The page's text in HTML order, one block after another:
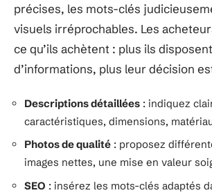
précises, les mots-clés
visuels irréprochables. Les
ce qu’ils achètent : plus ils disposent
d’informations, plus leur décision
Descriptions détaillées : indiquez
caractéristiques, dimensions,
Photos de qualité : proposez
images nettes, une mise en valeur
SEO : insérez les mots-clés adaptés